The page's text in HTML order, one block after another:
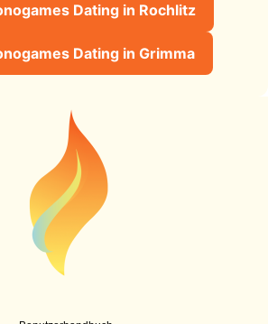
Dating in Rochlitz
Dating in Grimma